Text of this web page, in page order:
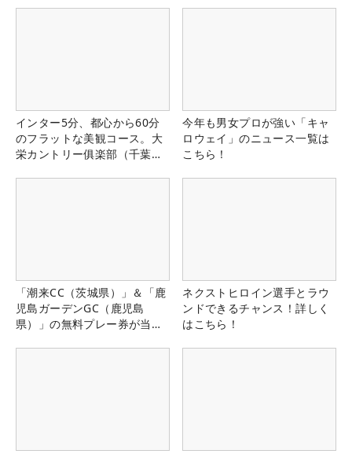
インター5分、都心から60分
のフラットな美観コース。大
栄カントリー俱楽部（千葉
今年も男女プロが強い「キャ
ロウェイ」のニュース一覧は
こちら！
「潮来CC（茨城県）」＆「鹿
児島ガーデンGC（鹿児島
県）」の無料プレー券が当た
ネクストヒロイン選手とラウ
ンドできるチャンス！詳しく
はこちら！